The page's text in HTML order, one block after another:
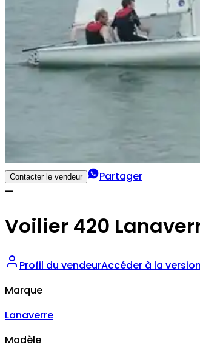
Contacter le vendeur
Partager
—
Voilier 420
Profil du vendeurAccéder à la
Marque
Lanaverre
Modèle